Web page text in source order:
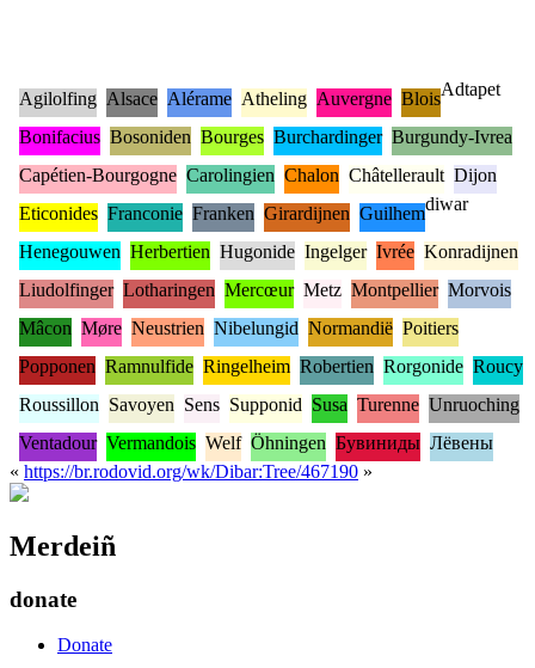
Agilolfing Alsace Alérame Atheling Auvergne Blois
Bonifacius Bosoniden Bourges Burchardinger Burgundy-Ivrea
Capétien-Bourgogne Carolingien Chalon Châtellerault Dijon
Eticonides Franconie Franken Girardijnen Guilhem
Henegouwen Herbertien Hugonide Ingelger Ivrée Konradijnen
Liudolfinger Lotharingen Mercœur Metz Montpellier Morvois
Mâcon Møre Neustrien Nibelungid Normandië Poitiers
Popponen Ramnulfide Ringelheim Robertien Rorgonide Roucy
Roussillon Savoyen Sens Supponid Susa Turenne Unruoching
Ventadour Vermandois Welf Öhningen Бувиниды Лёвены
Adtapet
diwar
« https://br.rodovid.org/wk/Dibar:Tree/467190 »
Merdeiñ
donate
Donate